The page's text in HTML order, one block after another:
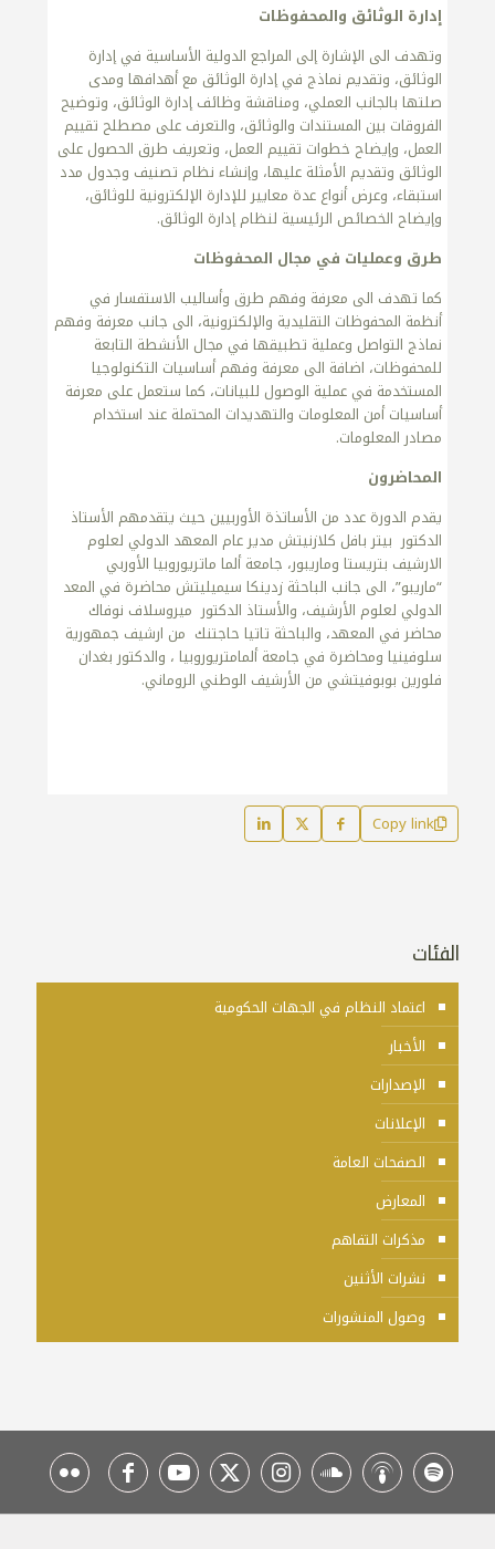
إدارة الوثائق والمحفوظات
وتهدف الى الإشارة إلى المراجع الدولية الأساسية في إدارة
الوثائق، وتقديم نماذج في إدارة الوثائق مع أهدافها ومدى
صلتها بالجانب العملي، ومناقشة وظائف إدارة الوثائق، وتوضيح
الفروقات بين المستندات والوثائق، والتعرف على مصطلح تقييم
العمل، وإيضاح خطوات تقييم العمل، وتعريف طرق الحصول على
الوثائق وتقديم الأمثلة عليها، وإنشاء نظام تصنيف وجدول مدد
استبقاء، وعرض أنواع عدة معايير للإدارة الإلكترونية للوثائق،
وإيضاح الخصائص الرئيسية لنظام إدارة الوثائق.
طرق وعمليات في مجال المحفوظات
كما تهدف الى معرفة وفهم طرق وأساليب الاستفسار في
أنظمة المحفوظات التقليدية والإلكترونية، الى جانب معرفة وفهم
نماذج التواصل وعملية تطبيقها في مجال الأنشطة التابعة
للمحفوظات، اضافة الى معرفة وفهم أساسيات التكنولوجيا
المستخدمة في عملية الوصول للبيانات، كما ستعمل على معرفة
أساسيات أمن المعلومات والتهديدات المحتملة عند استخدام
مصادر المعلومات.
المحاضرون
يقدم الدورة عدد من الأساتذة الأوربيين حيث يتقدمهم الأستاذ
الدكتور بيتر بافل كلازنيتش مدير عام المعهد الدولي لعلوم
الارشيف بتريستا وماريبور، جامعة ألما ماتريوروبيا الأوربي
“ماريبو”، الى جانب الباحثة زدينكا سيميليتش محاضرة في المعد
الدولي لعلوم الأرشيف، والأستاذ الدكتور ميروسلاف نوفاك
محاضر في المعهد، والباحثة تاتيا حاجتنك من ارشيف جمهورية
سلوفينيا ومحاضرة في جامعة ألمامتريوروبيا ، والدكتور بغدان
فلورين بوبوفيتشي من الأرشيف الوطني الروماني.
Copy link
الفئات
اعتماد النظام في الجهات الحكومية
الأخبار
الإصدارات
الإعلانات
الصفحات العامة
المعارض
مذكرات التفاهم
نشرات الأثنين
وصول المنشورات